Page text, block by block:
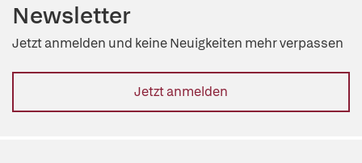
Newsletter
Jetzt anmelden und keine Neuigkeiten mehr verpassen
Jetzt anmelden